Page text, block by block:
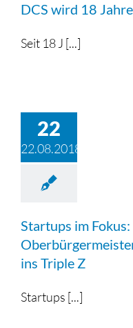
DCS wird 18
Seit 18 J [...]
22
22.08.2018
Startups im
ins Triple Z
Startups [...]